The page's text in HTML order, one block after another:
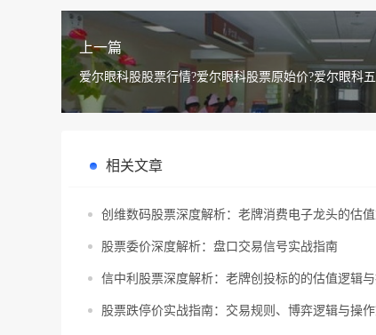
上一篇
爱尔眼科股股票行情?爱尔眼科股票原始价?爱尔眼科
相关文章
创维数码股票深度解析：老牌消费电子龙头的估值
股票委价深度解析：盘口交易信号实战指南
信中利股票深度解析：老牌创投标的的估值逻辑
股票跌停价实战指南：交易规则、博弈逻辑与操